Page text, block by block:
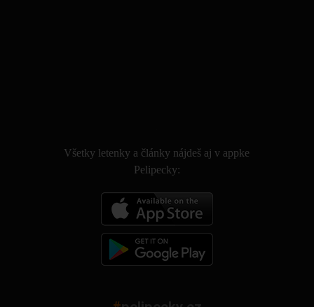
Všetky letenky a články nájdeš aj v appke
Pelipecky: